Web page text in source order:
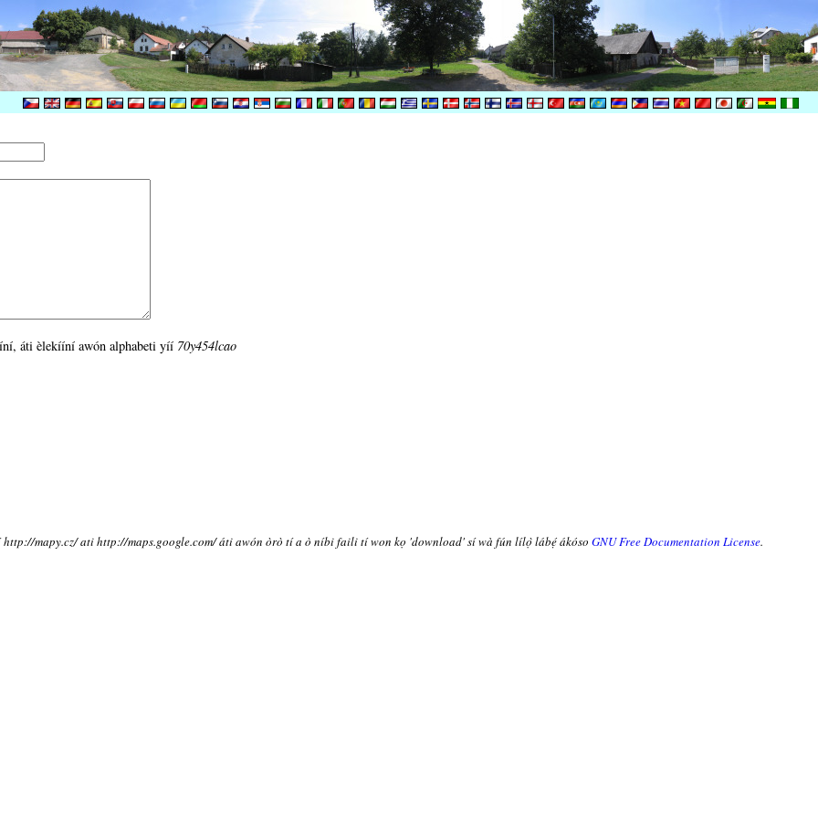
áti èlekííní awón alphabeti yíí 70y454lcao
mapy.cz/ ati http://maps.google.com/ áti awón òrò tí a ò níbi faili tí won kọ 'download' sí wà fún lílọ̀ lábẹ́ ákóso GNU Free Documentation License.